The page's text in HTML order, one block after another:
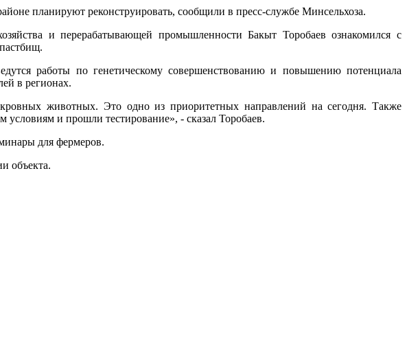
планируют реконструировать, сообщили в пресс-службе Минсельхоза.
и перерабатывающей промышленности Бакыт Торобаев ознакомился с
работы по генетическому совершенствованию и повышению потенциала
в регионах.
животных. Это одно из приоритетных направлений на сегодня. Также
и прошли тестирование», - сказал Торобаев.
для фермеров.
объекта.